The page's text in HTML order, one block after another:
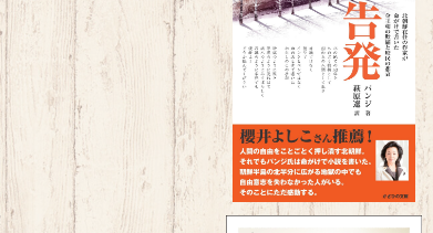
告発~北朝鮮在住の作家が命が
けで書いた金王朝の欺瞞と庶民
の悲哀~
¥1,650